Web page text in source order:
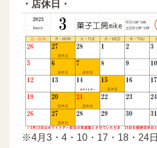
・店休日・
※4月3・4・10・17・18・24日